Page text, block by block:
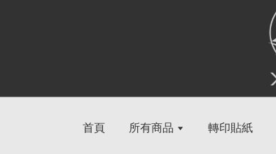
首頁 所有商品 轉印貼紙